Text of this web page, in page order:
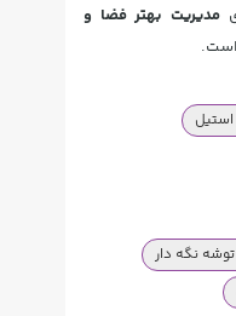
مدیریت بهتر فضا و
استیل
نگه دار